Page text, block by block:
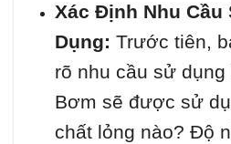
Xác Định Nhu Cầu
Dụng: Trước tiên,
rõ nhu cầu sử
Bơm sẽ được sử
chất lỏng nào? Độ